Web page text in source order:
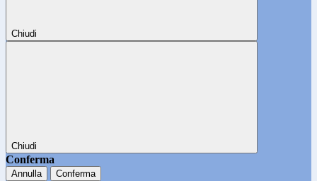
Chiudi
Chiudi
Conferma
Annulla Conferma